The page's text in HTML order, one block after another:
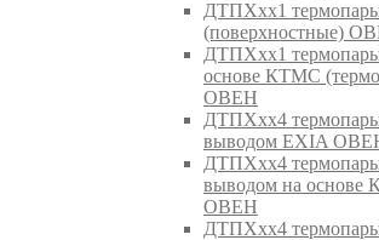
ДТПХхх1
(поверхностные)
ДТПХхх1
основе КТМС
ОВЕН
ДТПХхх4
выводом EXIA
ДТПХхх4
выводом на
ОВЕН
ДТПХхх4